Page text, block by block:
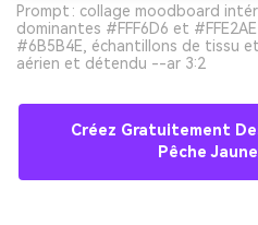
Prompt : collage moodboard
dominantes #FFF6D6 et
#6B5B4E, échantillons de tissu
aérien et détendu --ar 3:2
Créez Gratuitement
Pêche Jaune